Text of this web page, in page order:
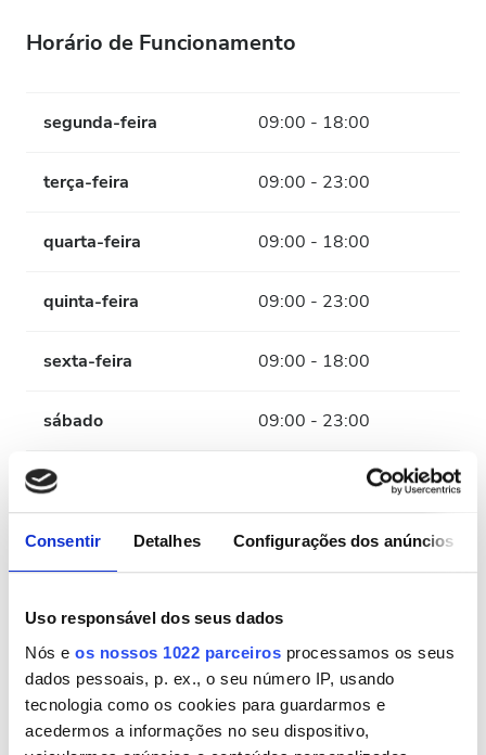
Consentir Detalhes Configurações dos anúncios
Uso responsável dos seus dados
Nós e os nossos 1022 parceiros processamos os seus
dados pessoais, p. ex., o seu número IP, usando
tecnologia como os cookies para guardarmos e
acedermos a informações no seu dispositivo,
Horário de Funcionamento
segunda-feira 09:00 - 18:00
terça-feira 09:00 - 23:00
quarta-feira 09:00 - 18:00
quinta-feira 09:00 - 23:00
sexta-feira 09:00 - 18:00
sábado 09:00 - 23:00
domingo
Funcionários